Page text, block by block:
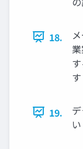
18.
す
19.
い